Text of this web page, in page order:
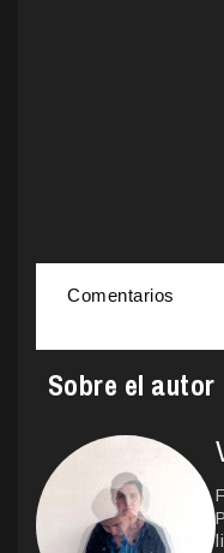
Comentarios
Sobre el autor